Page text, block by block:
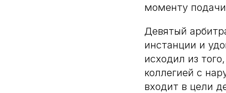
моменту
Девятый
инстанции и
исходил из
коллегией с
входит в цели